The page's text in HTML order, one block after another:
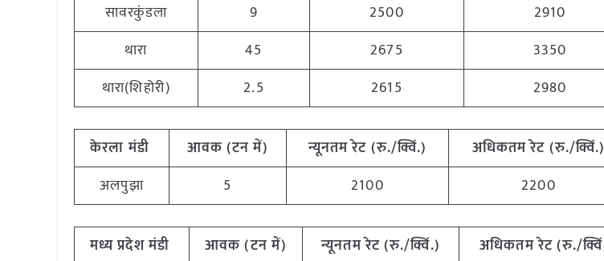
सावरकुंडला
9 2500 2910
थारा
45 2675 3350
थारा(शिहोरी)
2.5 2615 2980
केरला मंडी आवक (टन में) न्यूनतम रेट (रु./क्विं.) अधिकतम रेट (रु./क्विं.)
अलपुझा
5 2100 2200
मध्य प्रदेश मंडी आवक (टन में) न्यूनतम रेट (रु./क्विं.) अधिकतम रेट (रु./